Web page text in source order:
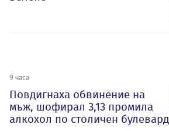
9 часа
Повдигнаха обвинение на
мъж, шофирал 3,13 промила
алкохол по столичен булевард